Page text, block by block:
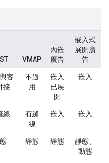
VMAP
內嵌
廣告
嵌入式
展開廣
告
客
接
不適
用
嵌入
已展
開
嵌入
線
有縫
線
嵌入 嵌入
靜態 靜態
靜態、
動態